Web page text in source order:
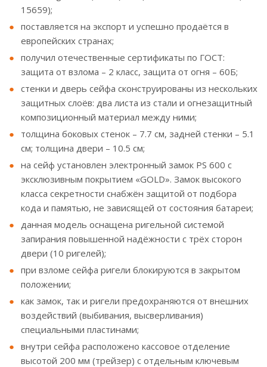
15659);
поставляется на экспорт и успешно продаётся в
европейских странах;
получил отечественные сертификаты по ГОСТ:
защита от взлома – 2 класс, защита от огня – 60Б;
стенки и дверь сейфа сконструированы из нескольких
защитных слоёв: два листа из стали и огнезащитный
композиционный материал между ними;
толщина боковых стенок – 7.7 см, задней стенки – 5.1
см; толщина двери – 10.5 см;
на сейф установлен электронный замок PS 600 с
эксклюзивным покрытием «GOLD». Замок высокого
класса секретности снабжён защитой от подбора
кода и памятью, не зависящей от состояния батареи;
данная модель оснащена ригельной системой
запирания повышенной надёжности с трёх сторон
двери (10 ригелей);
при взломе сейфа ригели блокируются в закрытом
положении;
как замок, так и ригели предохраняются от внешних
воздействий (выбивания, высверливания)
специальными пластинами;
внутри сейфа расположено кассовое отделение
высотой 200 мм (трейзер) с отдельным ключевым